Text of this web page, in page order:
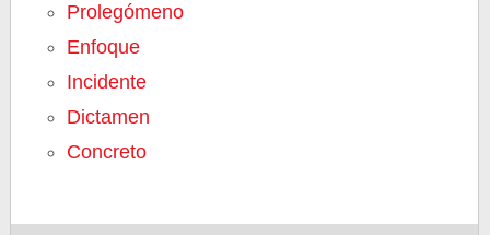
Prolegómeno
Enfoque
Incidente
Dictamen
Concreto